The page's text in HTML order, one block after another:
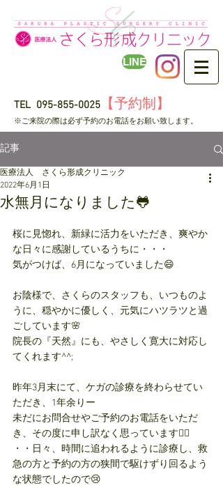
LINE
TEL 095-855-0025 【予約制】
​※ご来院の際は必ず予約のお電話をお願い致します。
記事
水無月になりました🐸
医療法人 さくら形成クリニック
2022年6月1日
桜に見惚れ、新緑に活力をいただき、爽やか
な日々に感謝しているうちに・・・
気がつけば、6月になっていました😄
お陰様で、さくらのスタッフも、いつものよ
うに、穏やかに優しく、元気にハツラツと過
ごしています🌸
院長の『天然』にも、やさしく寛大に対応し
てくれます^^;
昨年3月末にて、ケガの診療を終わらせてい
ただき、1年余りー
未だにお問合せやご予約のお電話をいただ
き、その度に申し訳なく思っています🙇‍♀️
・・日々、時間に追われるように診療し、救
急の方と予約の方の狭間で駆けずり回るよう
な状態でしたので😢